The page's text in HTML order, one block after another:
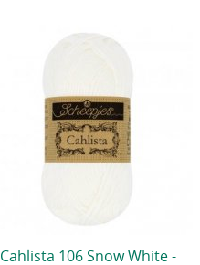
Cahlista 106 Snow White -